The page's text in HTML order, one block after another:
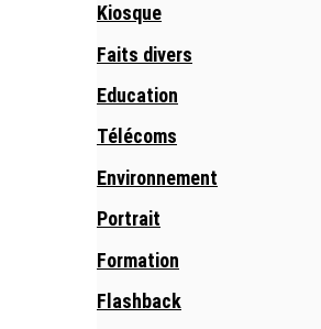
Kiosque
Faits divers
Education
Télécoms
Environnement
Portrait
Formation
Flashback